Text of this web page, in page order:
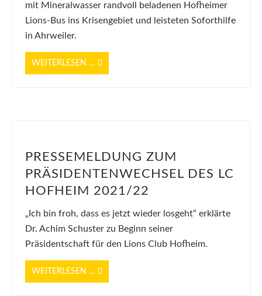
mit Mineralwasser randvoll beladenen Hofheimer
Lions-Bus ins Krisengebiet und leisteten Soforthilfe
in Ahrweiler.
WEITERLESEN …
PRESSEMELDUNG ZUM
PRÄSIDENTENWECHSEL DES LC
HOFHEIM 2021/22
„Ich bin froh, dass es jetzt wieder losgeht“ erklärte
Dr. Achim Schuster zu Beginn seiner
Präsidentschaft für den Lions Club Hofheim.
WEITERLESEN …